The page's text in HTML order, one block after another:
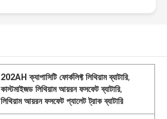
202AH ক্যাপাসিটি ফোর্কলিফ্ট লিথিয়াম ব্যাটারি,
কাস্টমাইজড লিথিয়াম আয়রন ফসফেট ব্যাটারি,
লিথিয়াম আয়রন ফসফেট প্যালেট ট্রাক ব্যাটারি